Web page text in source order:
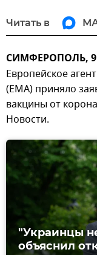
Читать в
СИМФЕРОПОЛЬ, 9
Европейское
(ЕМА) приняло
вакцины от
Новости.
"Украинцы
объяснил